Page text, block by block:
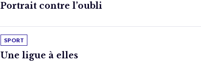
Portrait contre l’oubli
SPORT
Une ligue à elles